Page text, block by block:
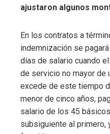
ajustaron algunos
En los contratos a
indemnización se
días de salario cuando
de servicio no mayor de
excede de este tiempo
menor de cinco años,
salario de los 45
subsiguiente al primero,